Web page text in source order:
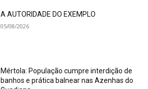
A AUTORIDADE DO EXEMPLO
05/08/2026
Mértola: População cumpre interdição de
banhos e prática balnear nas Azenhas do